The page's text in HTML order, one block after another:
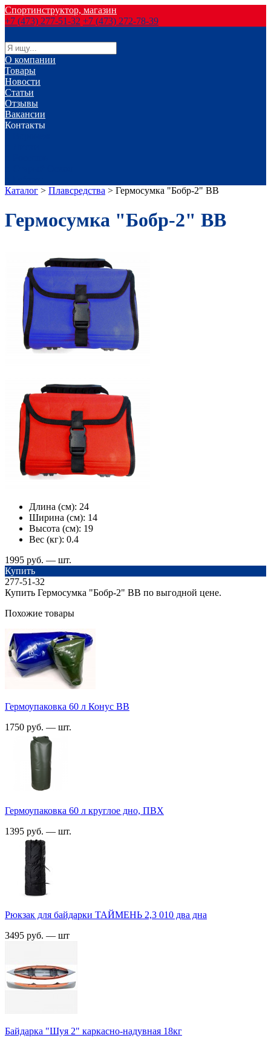
Спортинструктор, магазин
+7 (473) 277-51-32 +7 (473) 272-78-39
О компании
Товары
Новости
Статьи
Отзывы
Вакансии
Контакты
Каталог > Плавсредства > Гермосумка "Бобр-2" ВВ
Гермосумка "Бобр-2" ВВ
Длина (см): 24
Ширина (см): 14
Высота (см): 19
Вес (кг): 0.4
1995 руб. — шт.
Купить
277-51-32
Купить Гермосумка "Бобр-2" ВВ по выгодной цене.
Похожие товары
Гермоупаковка 60 л Конус ВВ
1750 руб. — шт.
Гермоупаковка 60 л круглое дно, ПВХ
1395 руб. — шт.
Рюкзак для байдарки ТАЙМЕНЬ 2,3 010 два дна
3495 руб. — шт
Байдарка "Шуя 2" каркасно-надувная 18кг